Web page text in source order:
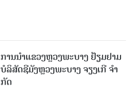
ການນຳແຂວງຫຼວງພະບາງ ຢ້ຽມ​ຢາມ
ບໍ​ລິ​ສັດຊີມັງຫຼວງພະບາງ ຈຽງເກີ ຈໍາ
ກັດ